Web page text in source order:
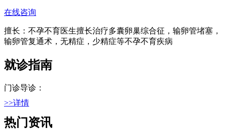
在线咨询
擅长：不孕不育医生擅长治疗多囊卵巢综合征，输卵管堵塞，
输卵管复通术，无精症，少精症等不孕不育疾病
就诊指南
门诊导诊：
>>详情
热门资讯